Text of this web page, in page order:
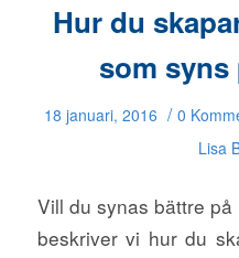
Hur du
som syns
18 januari, 2016 / 0
Lisa
Vill du synas bättre
beskriver vi hur du